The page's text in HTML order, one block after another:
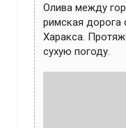
Олива между
римская дорога
Харакса.
сухую погоду.